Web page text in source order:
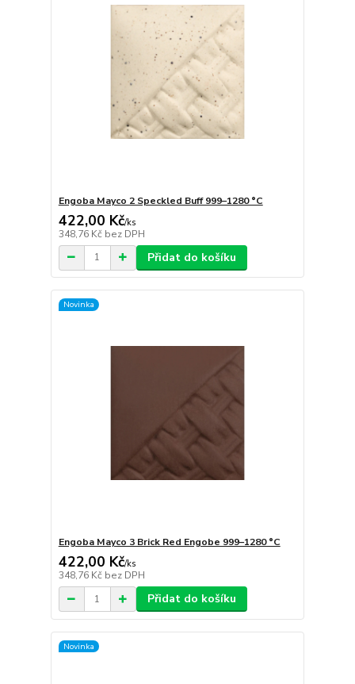
Engoba Mayco 2 Speckled Buff 999–1280 °C
422,00 Kč/ks
348,76 Kč bez DPH
Přidat do košíku
Novinka
Engoba Mayco 3 Brick Red Engobe 999–1280 °C
422,00 Kč/ks
348,76 Kč bez DPH
Přidat do košíku
Novinka